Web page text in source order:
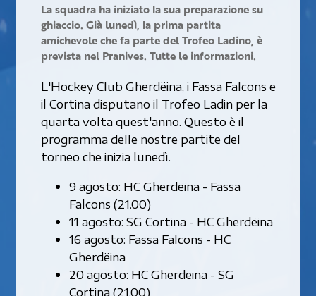
La squadra ha iniziato la sua preparazione su
ghiaccio. Già lunedì, la prima partita
amichevole che fa parte del Trofeo Ladino, è
prevista nel Pranives. Tutte le informazioni.
L'Hockey Club Gherdëina, i Fassa Falcons e
il Cortina disputano il Trofeo Ladin per la
quarta volta quest'anno. Questo è il
programma delle nostre partite del
torneo che inizia lunedì.
9 agosto: HC Gherdëina - Fassa
Falcons (21.00)
11 agosto: SG Cortina - HC Gherdëina
16 agosto: Fassa Falcons - HC
Gherdëina
20 agosto: HC Gherdëina - SG
Cortina (21.00)